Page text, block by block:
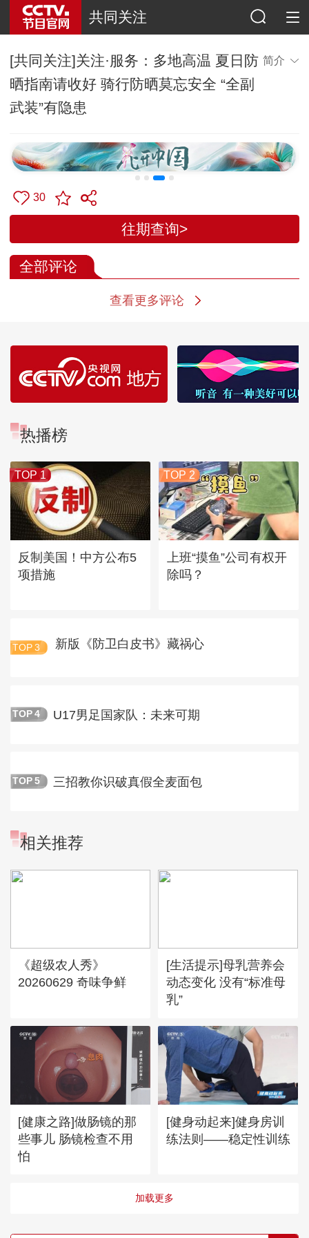
共同关注
[共同关注]关注·服务：多地高温 夏日防
晒指南请收好 骑行防晒莫忘安全 “全副
武装”有隐患
简介
30
往期查询>
全部评论
查看更多评论
热播榜
TOP 1
反制美国！中方公布5
项措施
TOP 2
上班“摸鱼”公司有权开
除吗？
TOP 3 新版《防卫白皮书》藏祸心
TOP 4 U17男足国家队：未来可期
TOP 5 三招教你识破真假全麦面包
相关推荐
《超级农人秀》
20260629 奇味争鲜
[生活提示]母乳营养会
动态变化 没有“标准母
乳”
[健康之路]做肠镜的那
些事儿 肠镜检查不用
怕
[健身动起来]健身房训
练法则——稳定性训练
加载更多